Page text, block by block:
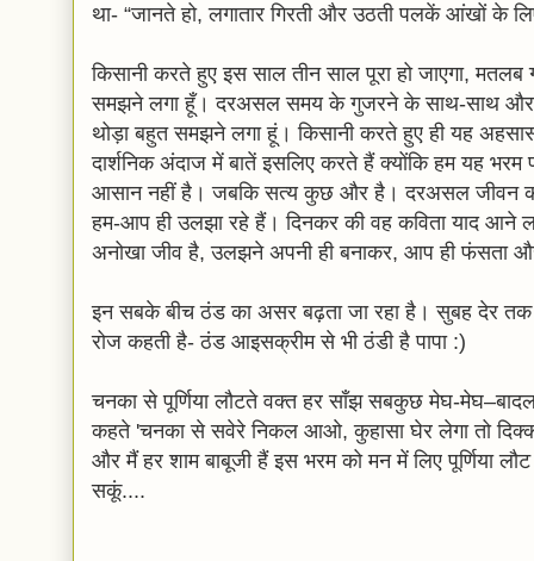
था- “जानते हो, लगातार गिरती और उठती पलकें आंखों के
किसानी करते हुए इस साल तीन साल पूरा हो जाएगा,
समझने लगा हूँ। दरअसल समय के गुजरने के साथ-साथ और
थोड़ा बहुत समझने लगा हूं। किसानी करते हुए ही यह
दार्शनिक अंदाज में बातें इसलिए करते हैं क्योंकि हम यह
आसान नहीं है। जबकि सत्य कुछ और है। दरअसल जीवन
हम-आप ही उलझा रहे हैं। दिनकर की वह कविता याद आने
अनोखा जीव है, उलझने अपनी ही बनाकर, आप ही फंसता
इन सबके बीच ठंड का असर बढ़ता जा रहा है। सुबह देर
रोज कहती है- ठंड आइसक्रीम से भी ठंडी है पापा :)
चनका से पूर्णिया लौटते वक्त हर साँझ सबकुछ मेघ-
कहते 'चनका से सवेरे निकल आओ, कुहासा घेर लेगा तो
और मैं हर शाम बाबूजी हैं इस भरम को मन में लिए पूर्णिया
सकूं....